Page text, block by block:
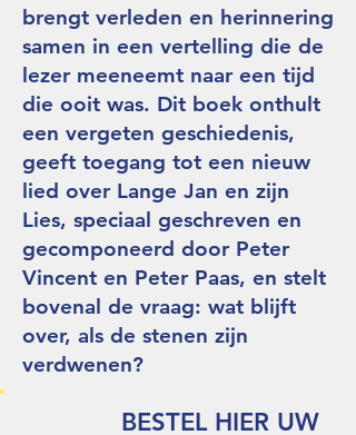
brengt verleden en herinnering
samen in een vertelling die de
lezer meeneemt naar een tijd
die ooit was. Dit boek onthult
een vergeten geschiedenis,
geeft toegang tot een nieuw
lied over Lange Jan en zijn
Lies, speciaal geschreven en
gecomponeerd door Peter
Vincent en Peter Paas, en stelt
bovenal de vraag: wat blijft
over, als de stenen zijn
verdwenen?
BESTEL HIER UW